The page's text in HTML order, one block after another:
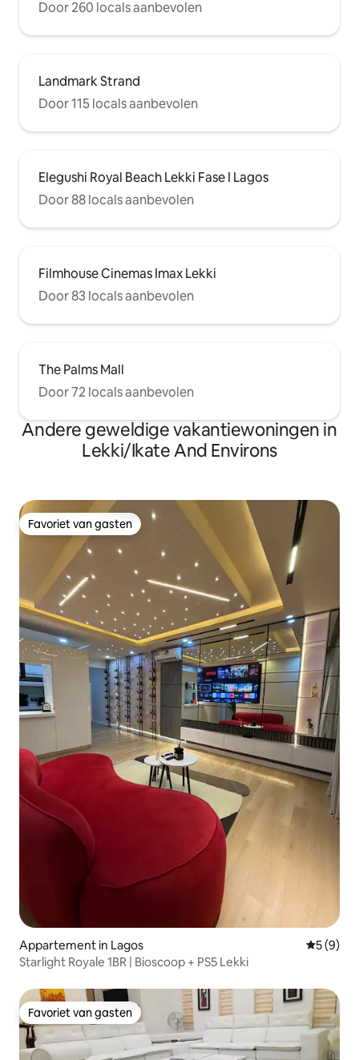
Door 260 locals aanbevolen
Landmark Strand
Door 115 locals aanbevolen
Elegushi Royal Beach Lekki Fase I Lagos
Door 88 locals aanbevolen
Filmhouse Cinemas Imax Lekki
Door 83 locals aanbevolen
The Palms Mall
Door 72 locals aanbevolen
Andere geweldige vakantiewoningen in
Lekki/Ikate And Environs
Favoriet van gasten
Favoriet van gasten
Appartement in Lagos
5 (9)
Starlight Royale 1BR | Bioscoop + PS5 Lekki
Favoriet van gasten
Favoriet van gasten